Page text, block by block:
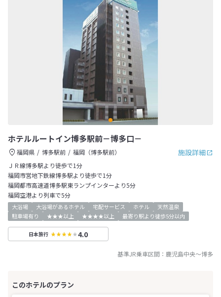
ホテルルートイン博多駅前－博多口－
施設詳細
福岡県 博多駅前
福岡（博多駅前）
ＪＲ線博多駅より徒歩で1分
福岡市営地下鉄線博多駅より徒歩で1分
福岡都市高速道博多駅東ランプインターより5分
福岡空港より列車で5分
大浴場 大浴場があるホテル 宅配サービス ホテル
天然温泉
駐車場有り
★★★以上 ★★★★以上 最寄り駅より徒歩5分以内
日本旅行 4.0
基準JR乗車区間： 鹿児島中央～博多